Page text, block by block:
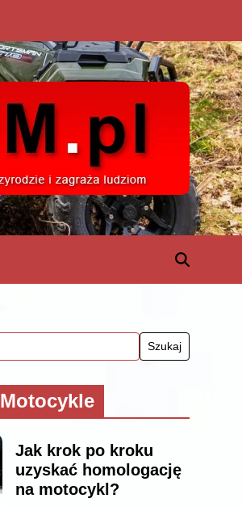
Motocykle
Jak krok po kroku
uzyskać homologację
na motocykl?